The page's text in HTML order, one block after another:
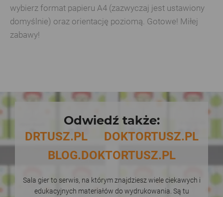
wybierz format papieru A4 (zazwyczaj jest ustawiony
domyślnie) oraz orientację poziomą. Gotowe! Miłej
zabawy!
Odwiedź także:
DRTUSZ.PL
DOKTORTUSZ.PL
BLOG.DOKTORTUSZ.PL
Sala gier to serwis, na którym znajdziesz wiele ciekawych i
edukacyjnych materiałów do wydrukowania. Są tu